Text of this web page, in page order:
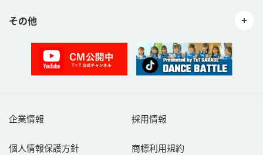
ご利用者が前項に該当する行為またそのおそれのある行為を行った
クチコミの訂正又は削除ができるものとします。また、当社は当該
ご利用者に対して、本サービスの利用ができないよう措置をとるこ
とができるものとします。
容の国内外における著作権法上のすべての権利（著作権法第２７
条、第２８条の権利を含むものとします。以下同じ。）を、ご利用
じ）に対して無償で利用することを許諾したものとします。
その他
企業情報 採用情報
個人情報保護方針 商標利用規約